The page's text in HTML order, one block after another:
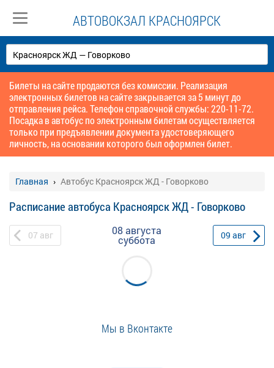
АВТОВОКЗАЛ КРАСНОЯРСК
Билеты на сайте продаются без комиссии. Реализация
электронных билетов на сайте закрывается за 5 минут до
отправления рейса. Телефон справочной службы: 220-11-72.
Посадка в автобус по электронным билетам осуществляется
только при предъявлении документа удостоверяющего
личность, на основании которого был оформлен билет.
Главная Автобус Красноярск ЖД - Говорково
Расписание автобуса Красноярск ЖД - Говорково
07 авг 08 августа
суббота 09 авг
Мы в Вконтакте